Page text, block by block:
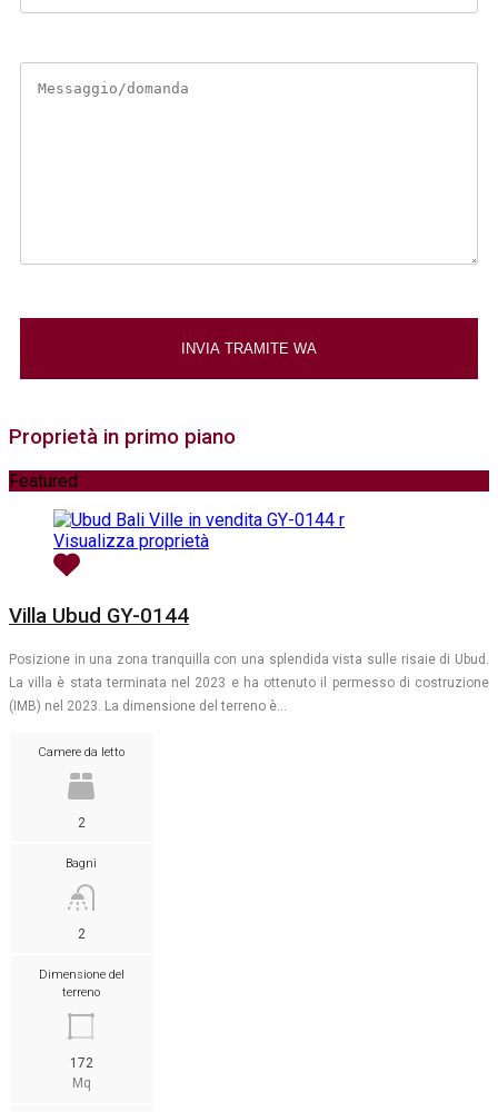
Proprietà in primo piano
Featured
Visualizza proprietà
Villa Ubud GY-0144
Posizione in una zona tranquilla con una splendida vista sulle risaie di Ubud.
La villa è stata terminata nel 2023 e ha ottenuto il permesso di costruzione
(IMB) nel 2023. La dimensione del terreno è…
Camere da letto
2
Bagni
2
Dimensione del
terreno
172
Mq